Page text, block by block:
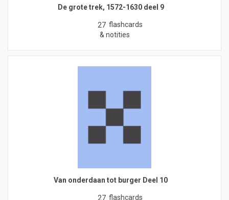
De grote trek, 1572-1630 deel 9
27 flashcards
& notities
Van onderdaan tot burger Deel 10
27 flashcards